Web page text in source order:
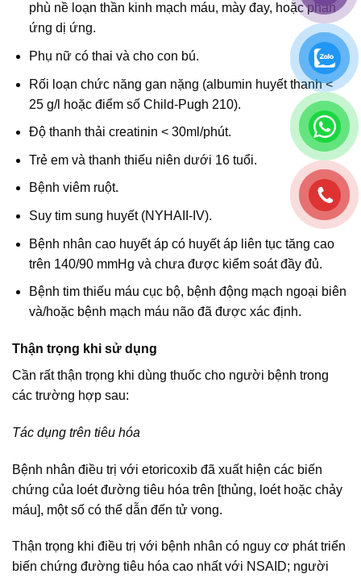
phù nề loạn thần kinh mạch máu, mày đay, hoặc phản
ứng dị ứng.
Phụ nữ có thai và cho con bú.
Rối loạn chức năng gan nặng (albumin huyết thanh <
25 g/l hoặc điểm số Child-Pugh 210).
Độ thanh thải creatinin < 30ml/phút.
Trẻ em và thanh thiếu niên dưới 16 tuổi.
Bệnh viêm ruột.
Suy tim sung huyết (NYHAII-IV).
Bệnh nhân cao huyết áp có huyết áp liên tục tăng cao
trên 140/90 mmHg và chưa được kiểm soát đầy đủ.
Bệnh tim thiếu máu cục bộ, bệnh động mạch ngoại biên
và/hoặc bệnh mạch máu não đã được xác định.
Thận trọng khi sử dụng
Cần rất thận trọng khi dùng thuốc cho người bệnh trong
các trường hợp sau:
Tác dụng trên tiêu hóa
Bệnh nhân điều trị với etoricoxib đã xuất hiện các biến
chứng của loét đường tiêu hóa trên [thủng, loét hoặc chảy
máu], một số có thể dẫn đến tử vong.
Thận trọng khi điều trị với bệnh nhân có nguy cơ phát triển
biến chứng đường tiêu hóa cao nhất với NSAID; người